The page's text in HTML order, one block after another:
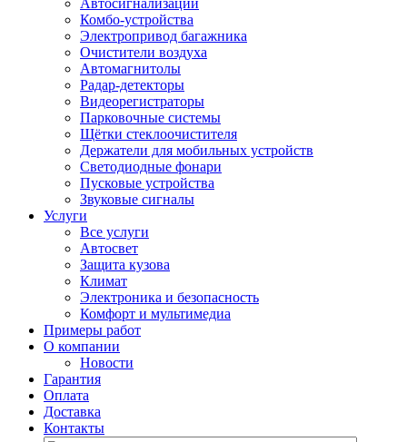
Автосигнализации
Комбо-устройства
Электропривод багажника
Очистители воздуха
Автомагнитолы
Радар-детекторы
Видеорегистраторы
Парковочные системы
Щётки стеклоочистителя
Держатели для мобильных устройств
Светодиодные фонари
Пусковые устройства
Звуковые сигналы
Услуги
Все услуги
Автосвет
Защита кузова
Климат
Электроника и безопасность
Комфорт и мультимедиа
Примеры работ
О компании
Новости
Гарантия
Оплата
Доставка
Контакты